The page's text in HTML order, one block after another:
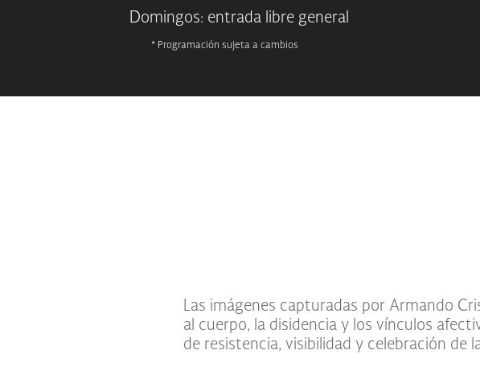
Domingos: entrada libre general
* Programación sujeta a cambios
Las imágenes capturadas por Armando
al cuerpo, la disidencia y los vínculos
de resistencia, visibilidad y celebración de